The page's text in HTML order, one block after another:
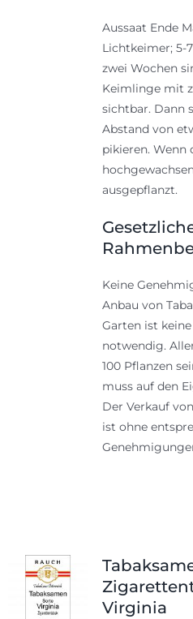
Aussaat Ende
Lichtkeimer; 5-
zwei Wochen
Keimlinge mit
sichtbar. Dann
Abstand von
pikieren. Wenn
ausgepflanzt.
Keine
Anbau von
Garten ist
notwendig.
100 Pflanzen
muss auf den
Der Verkauf
ist ohne
Virginia